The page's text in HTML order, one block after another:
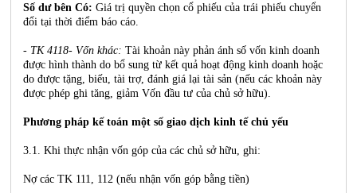
Số dư bên Có: Giá trị quyền chọn cổ phiếu của trái phiếu chuyển
đổi tại thời điểm báo cáo.
- TK 4118- Vốn khác: Tài khoản này phản ánh số vốn kinh doanh
được hình thành do bổ sung từ kết quả hoạt động kinh doanh hoặc
do được tặng, biếu, tài trợ, đánh giá lại tài sản (nếu các khoản này
được phép ghi tăng, giảm Vốn đầu tư của chủ sở hữu).
Phương pháp kế toán một số giao dịch kinh tế chủ yếu
3.1. Khi thực nhận vốn góp của các chủ sở hữu, ghi:
Nợ các TK 111, 112 (nếu nhận vốn góp bằng tiền)